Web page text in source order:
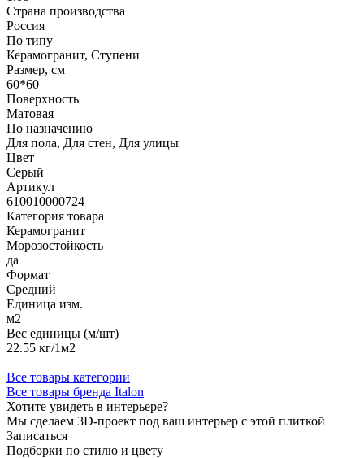
Страна производства
Россия
По типу
Керамогранит, Ступени
Размер, см
60*60
Поверхность
Матовая
По назначению
Для пола, Для стен, Для улицы
Цвет
Серый
Артикул
610010000724
Категория товара
Керамогранит
Морозостойкость
да
Формат
Средний
Единица изм.
м2
Вес единицы (м/шт)
22.55 кг/1м2
Все товары категории
Все товары бренда Italon
Хотите увидеть в интерьере?
Мы сделаем 3D-проект под ваш интерьер с этой плиткой
Записаться
Подборки по стилю и цвету